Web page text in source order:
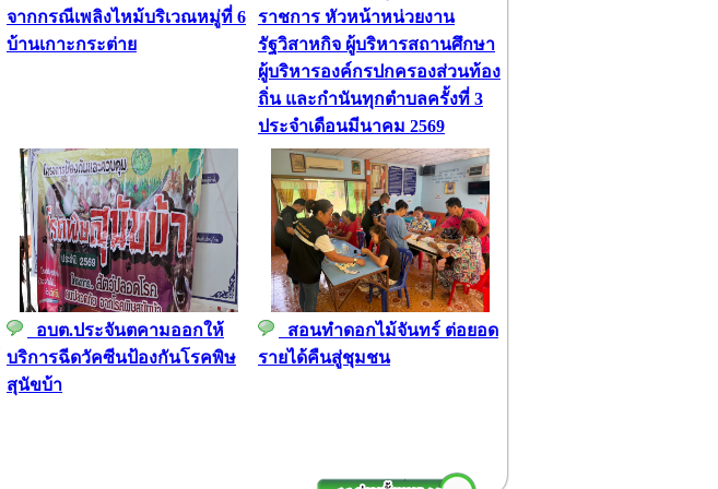
จากกรณีเพลิงไหม้บริเวณหมู่ที่ 6
บ้านเกาะกระต่าย
ราชการ หัวหน้าหน่วยงาน
รัฐวิสาหกิจ ผู้บริหารสถานศึกษา
ผู้บริหารองค์กรปกครองส่วนท้อง
ถิ่น และกำนันทุกตำบลครั้งที่ 3
ประจำเดือนมีนาคม 2569
อบต.ประจันตคามออกให้
บริการฉีดวัคซีนป้องกันโรคพิษ
สุนัขบ้า
สอนทำดอกไม้จันทร์ ต่อยอด
รายได้คืนสู่ชุมชน